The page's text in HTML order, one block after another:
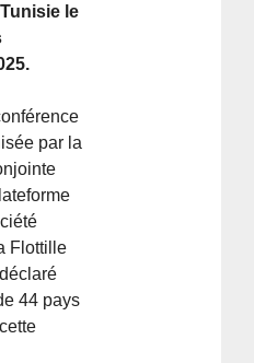
le
par la
Flottille
44 pays